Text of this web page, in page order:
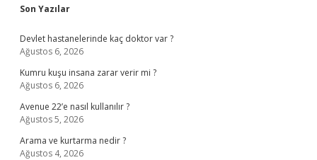
Sidebar
Son Yazılar
Devlet hastanelerinde kaç doktor var ?
Ağustos 6, 2026
Kumru kuşu insana zarar verir mi ?
Ağustos 6, 2026
Avenue 22’e nasıl kullanılır ?
Ağustos 5, 2026
Arama ve kurtarma nedir ?
Ağustos 4, 2026